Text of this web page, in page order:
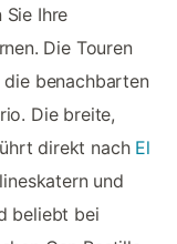
Sie Ihre
Die Touren
die benachbarten
Die breite,
direkt nach El
und
beliebt bei